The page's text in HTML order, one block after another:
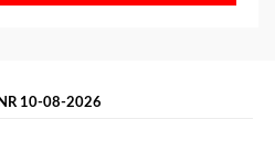
10-08-2026